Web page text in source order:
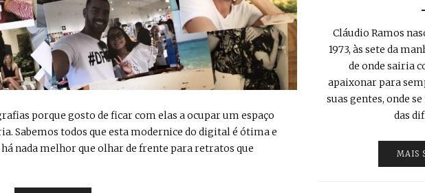
porque gosto de ficar com elas a ocupar um espaço
Sabemos todos que esta modernice do digital é ótima e
há nada melhor que olhar de frente para retratos que
Cláudio Ramos
1973, às sete da
de onde sairia
apaixonar para
suas gentes, onde
das
MAIS